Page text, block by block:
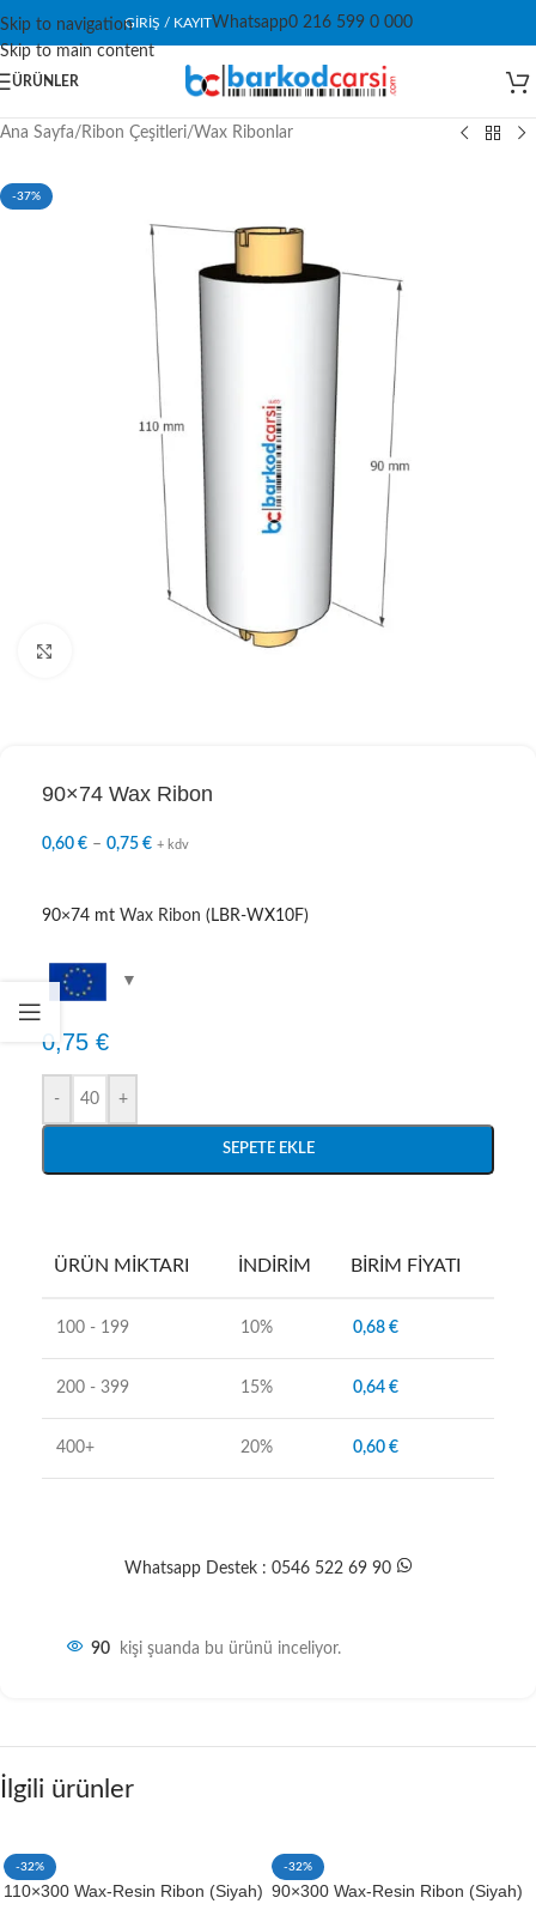
Skip to navigation
Skip to main content
GIRIŞ / KAYITWhatsapp0 216 599 0 000
ÜRÜNLER
Ana Sayfa/ Ribon Çeşitleri/Wax Ribonlar
-37%
90×74 Wax Ribon
0,60 € – 0,75 € + kdv
90×74 mt Wax Ribon (LBR-WX10F)
0,75 €
- +
SEPETE EKLE
ÜRÜN MIKTARI İNDIRIM BIRIM FIYATI
100 - 199 10% 0,68 €
200 - 399 15% 0,64 €
400+ 20% 0,60 €
Whatsapp Destek : 0546 522 69 90
90 kişi şuanda bu ürünü inceliyor.
İlgili ürünler
-32%
110×300 Wax-Resin Ribon (Siyah)
-32%
90×300 Wax-Resin Ribon (Siyah)